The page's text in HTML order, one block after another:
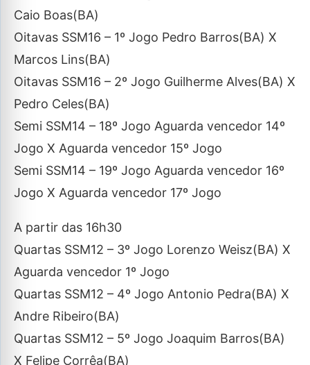
Caio Boas(BA)
Oitavas SSM16 – 1º Jogo Pedro Barros(BA) X
Marcos Lins(BA)
Oitavas SSM16 – 2º Jogo Guilherme Alves(BA) X
Pedro Celes(BA)
Semi SSM14 – 18º Jogo Aguarda vencedor 14º
Jogo X Aguarda vencedor 15º Jogo
Semi SSM14 – 19º Jogo Aguarda vencedor 16º
Jogo X Aguarda vencedor 17º Jogo
A partir das 16h30
Quartas SSM12 – 3º Jogo Lorenzo Weisz(BA) X
Aguarda vencedor 1º Jogo
Quartas SSM12 – 4º Jogo Antonio Pedra(BA) X
Andre Ribeiro(BA)
Quartas SSM12 – 5º Jogo Joaquim Barros(BA)
X Felipe Corrêa(BA)